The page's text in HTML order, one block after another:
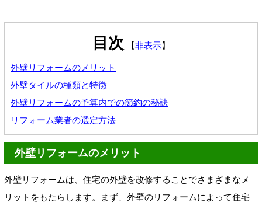
目次 【非表示】
外壁リフォームのメリット
外壁タイルの種類と特徴
外壁リフォームの予算内での節約の秘訣
リフォーム業者の選定方法
外壁リフォームのメリット
外壁リフォームは、住宅の外壁を改修することでさまざまなメ
リットをもたらします。まず、外壁のリフォームによって住宅